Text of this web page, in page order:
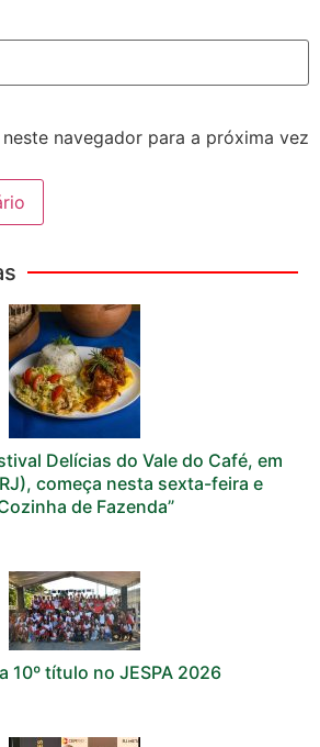
navegador para a próxima vez
Delícias do Vale do Café, em
começa nesta sexta-feira e
de Fazenda”
10º título no JESPA 2026